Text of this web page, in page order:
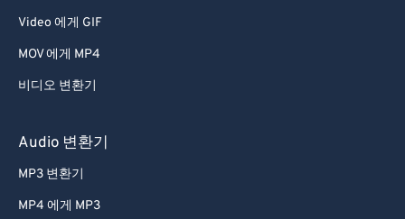
Video 에게 GIF
MOV 에게 MP4
비디오 변환기
Audio 변환기
MP3 변환기
MP4 에게 MP3